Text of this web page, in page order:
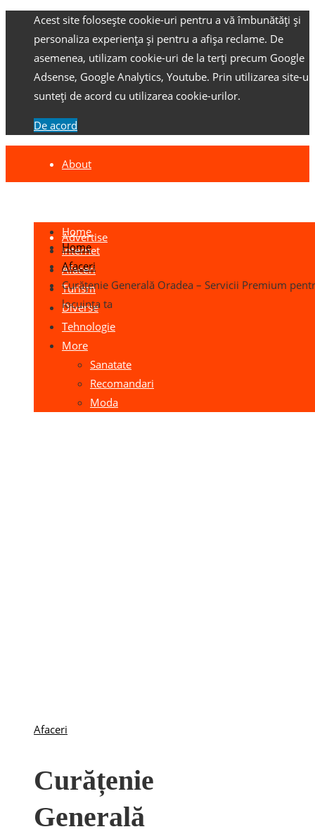
Acest site folosește cookie-uri pentru a vă îmbunătăți și
personaliza experiența și pentru a afișa reclame. De
asemenea, utilizam cookie-uri de la terți precum Google
Adsense, Google Analytics, Youtube. Prin utilizarea site-
sunteți de acord cu utilizarea cookie-urilor.
De acord
About
Advertise
Home
Internet
Afaceri
Turism
Diverse
Tehnologie
More
Sanatate
Recomandari
Moda
Home
Afaceri
Curățenie Generală Oradea – Servicii Premium
locuința ta
Afaceri
Curățenie
Generală